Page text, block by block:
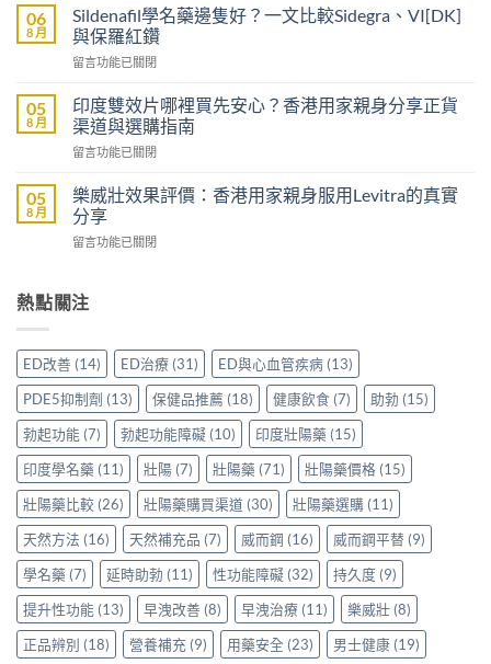
以
買
到
威
鋼
嗎？
港
士
購
買
讀
的
意
事
項〉
中
威
大
樂
威
評
價：
雙
效
勃
加
時
香
家
真
實
使
用
心
得〉
中
06
8 月
Sildenafil學名藥邊隻好？一文比較Sidegra、VI[DK]
與保羅紅鑽
在
學
名
藥
邊
好？
一
文
比
VI[DK]
羅
紅
鑽〉
中
留言功能已關閉
05
8 月
印度雙效片哪裡買先安心？香港用家親身分享正貨
渠道與選購指南
在
度
雙
效
片
買
心？
香
港
用
家
親
身
分
享
正
貨
渠
道
與
選
購
指
留言功能已關閉
05
8 月
樂威壯效果評價：香港用家親身服用Levitra的真實
分享
在
壯
效
評
價：
香
港
用
家
親
身
服
用
Levitra
的
真
實
分
享〉
中
留言功能已關閉
熱點關注
ED改善 (14) ED治療 (31) ED與心血管疾病 (13)
PDE5抑制劑 (13) 保健品推薦 (18) 健康飲食 (7) 助勃 (15)
勃起功能 (7) 勃起功能障礙 (10) 印度壯陽藥 (15)
印度學名藥 (11) 壯陽 (7) 壯陽藥 (71) 壯陽藥價格 (15)
壯陽藥比較 (26) 壯陽藥購買渠道 (30) 壯陽藥選購 (11)
天然方法 (16) 天然補充品 (7) 威而鋼 (16) 威而鋼平替 (9)
學名藥 (7) 延時助勃 (11) 性功能障礙 (32) 持久度 (9)
提升性功能 (13) 早洩改善 (8) 早洩治療 (11) 樂威壯 (8)
正品辨別 (18) 營養補充 (9) 用藥安全 (23) 男士健康 (19)